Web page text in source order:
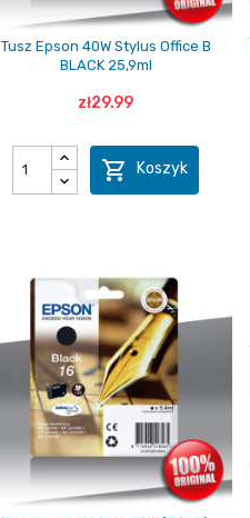
Tusz Epson 40W Stylus Office B
BLACK 25,9ml
zł29.99
 Koszyk